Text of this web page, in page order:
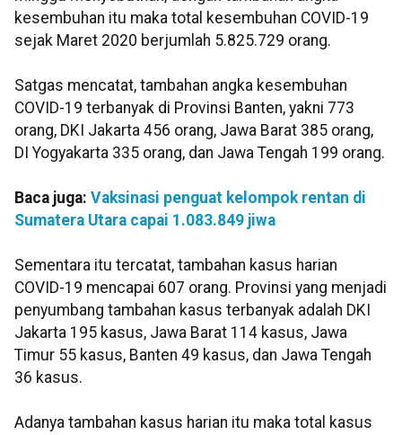
kesembuhan itu maka total kesembuhan COVID-19
sejak Maret 2020 berjumlah 5.825.729 orang.
Satgas mencatat, tambahan angka kesembuhan
COVID-19 terbanyak di Provinsi Banten, yakni 773
orang, DKI Jakarta 456 orang, Jawa Barat 385 orang,
DI Yogyakarta 335 orang, dan Jawa Tengah 199 orang.
Baca juga: Vaksinasi penguat kelompok rentan di
Sumatera Utara capai 1.083.849 jiwa
Sementara itu tercatat, tambahan kasus harian
COVID-19 mencapai 607 orang. Provinsi yang menjadi
penyumbang tambahan kasus terbanyak adalah DKI
Jakarta 195 kasus, Jawa Barat 114 kasus, Jawa
Timur 55 kasus, Banten 49 kasus, dan Jawa Tengah
36 kasus.
Adanya tambahan kasus harian itu maka total kasus